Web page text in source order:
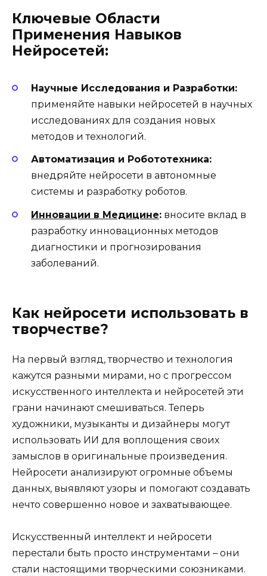
Ключевые Области
Применения Навыков
Нейросетей:
Научные Исследования и Разработки:
применяйте навыки нейросетей в научных
исследованиях для создания новых
методов и технологий.
Автоматизация и Робототехника:
внедряйте нейросети в автономные
системы и разработку роботов.
Инновации в Медицине: вносите вклад в
разработку инновационных методов
диагностики и прогнозирования
заболеваний.
Как нейросети использовать в
творчестве?
На первый взгляд, творчество и технология
кажутся разными мирами, но с прогрессом
искусственного интеллекта и нейросетей эти
грани начинают смешиваться. Теперь
художники, музыканты и дизайнеры могут
использовать ИИ для воплощения своих
замыслов в оригинальные произведения.
Нейросети анализируют огромные объемы
данных, выявляют узоры и помогают создавать
нечто совершенно новое и захватывающее.
Искусственный интеллект и нейросети
перестали быть просто инструментами – они
стали настоящими творческими союзниками.